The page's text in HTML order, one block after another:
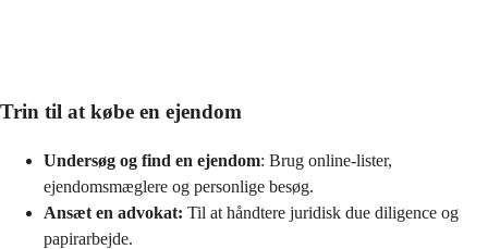
Trin til at købe en ejendom
Undersøg og find en ejendom: Brug online-lister,
ejendomsmæglere og personlige besøg.
Ansæt en advokat: Til at håndtere juridisk due diligence og
papirarbejde.